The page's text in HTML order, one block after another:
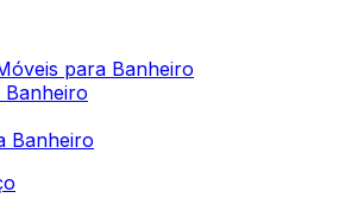
para Banheiro
Banheiro